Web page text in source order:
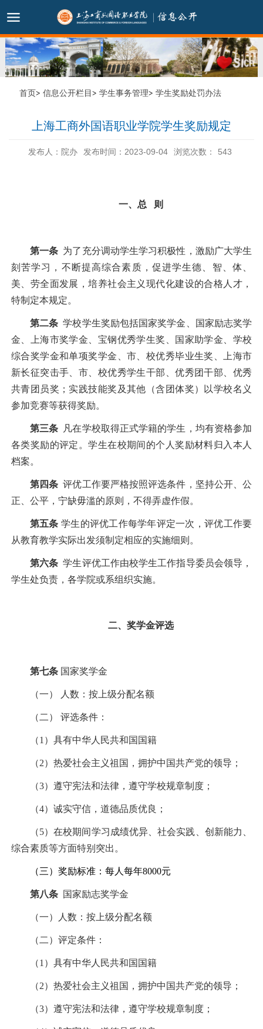
首页 信息公开栏目 学生事务管理 学生奖励处罚办法
上海工商外国语职业学院学生奖励规定
发布人：院办 发布时间：2023-09-04 浏览次数： 543
一、总 则
第一条 为了充分调动学生学习积极性，激励广大学生
刻苦学习，不断提高综合素质，促进学生德、智、体、
美、劳全面发展，培养社会主义现代化建设的合格人才，
特制定本规定。
第二条 学校学生奖励包括国家奖学金、国家励志奖学
金、上海市奖学金、宝钢优秀学生奖、国家助学金、学校
综合奖学金和单项奖学金、市、校优秀毕业生奖、上海市
新长征突击手、市、校优秀学生干部、优秀团干部、优秀
共青团员奖；实践技能奖及其他（含团体奖）以学校名义
参加竞赛等获得奖励。
第三条
凡在学校取得正式学籍的学生，均有资格参加
各类奖励的评定。学生在校期间的个人奖励材料归入本人
档案。
第四条 评优工作要严格按照评选条件，坚持公开、公
正、公平，宁缺毋滥的原则，不得弄虚作假。
第五条 学生的评优工作每学年评定一次，评优工作要
从教育教学实际出发须制定相应的实施细则。
第六条 学生评优工作由校学生工作指导委员会领导，
学生处负责，各学院或系组织实施。
二、奖学金评选
第七条 国家奖学金
（一） 人数：按上级分配名额
（二） 评选条件：
（1 ）具有中华人民共和国国籍
（2）热爱社会主义祖国，拥护中国共产党的领导；
（3）遵守宪法和法律，遵守学校规章制度；
（4）诚实守信，道德品质优良；
（5）在校期间学习成绩优异、社会实践、创新能力、
综合素质等方面特别突出。
（三）奖励标准：每人每年8000元
第八条 国家励志奖学金
（一）人数：按上级分配名额
（二）评定条件：
（1 ）具有中华人民共和国国籍
（2）热爱社会主义祖国，拥护中国共产党的领导；
（3）遵守宪法和法律，遵守学校规章制度；